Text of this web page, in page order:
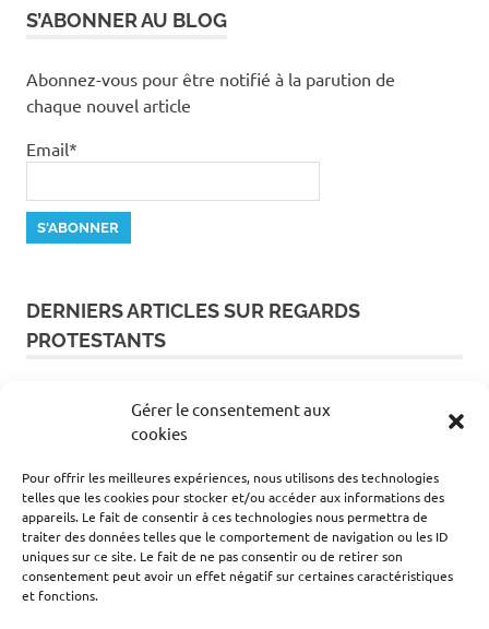
Gérer le consentement aux
cookies
Pour offrir les meilleures expériences, nous utilisons des technologies
telles que les cookies pour stocker et/ou accéder aux informations des
appareils. Le fait de consentir à ces technologies nous permettra de
traiter des données telles que le comportement de navigation ou les ID
uniques sur ce site. Le fait de ne pas consentir ou de retirer son
consentement peut avoir un effet négatif sur certaines caractéristiques
et fonctions.
S’ABONNER AU BLOG
Abonnez-vous pour être notifié à la parution de
chaque nouvel article
Email*
DERNIERS ARTICLES SUR REGARDS
PROTESTANTS
Méga-feux en Gironde et dans les Landes :
mobilisons-nous
Fusée écrasée sur la Lune, Meta condamnée au
Nouveau-Mexique… Le saviez-vous ? Trois
infos futiles ou pas
Promenade : La Rochelle et son musée
d’histoire protestante
Livre : La haine de la culture